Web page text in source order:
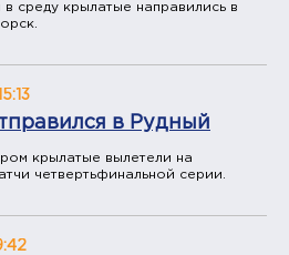
в среду крылатые направились в
в Рудный
крылатые вылетели на
четвертьфинальной серии.